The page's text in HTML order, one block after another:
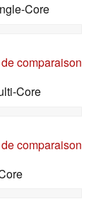
Core
comparaison
Core
comparaison